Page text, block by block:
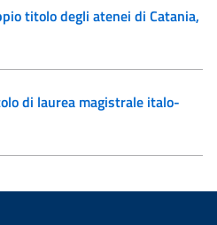
titolo degli atenei di Catania,
di laurea magistrale italo-